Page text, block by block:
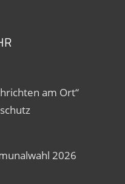
am Ort“
2026